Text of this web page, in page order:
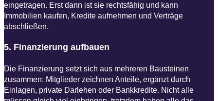
eingetragen. Erst dann ist sie rechtsfähig und kann
Immobilien kaufen, Kredite aufnehmen und Verträge
abschließen.
5. Finanzierung aufbauen​
Die Finanzierung setzt sich aus mehreren Bausteinen
zusammen: Mitglieder zeichnen Anteile, ergänzt durch
Einlagen, private Darlehen oder Bankkredite. Nicht alle